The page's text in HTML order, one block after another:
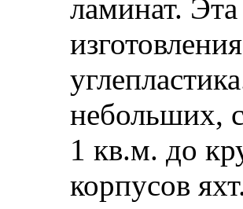
ламинат. Эта
небольших,
1 кв.м. до
корпусов